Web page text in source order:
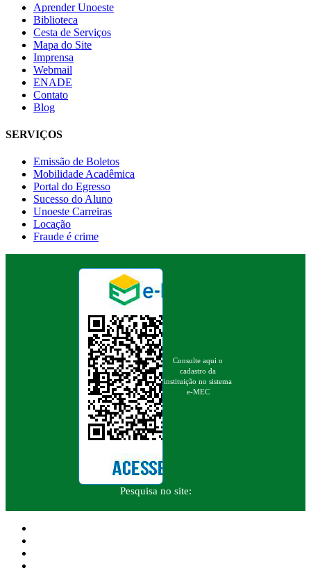
Aprender Unoeste
Biblioteca
Cesta de Serviços
Mapa do Site
Imprensa
Webmail
ENADE
Contato
Blog
SERVIÇOS
Emissão de Boletos
Mobilidade Acadêmica
Portal do Egresso
Sucesso do Aluno
Unoeste Carreiras
Locação
Fraude é crime
Consulte aqui o
cadastro da
instituição no sistema
e-MEC
Pesquisa no site: